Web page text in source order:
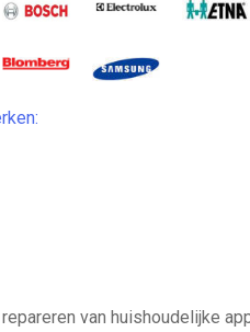
van huishoudelijke